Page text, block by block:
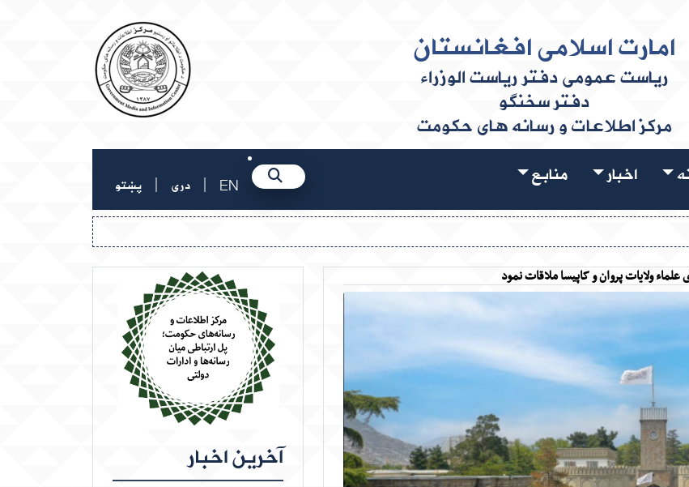
امارت اسلامی افغانستان
ریاست عمومی دفتر ریاست الوزراء
دفتر سخنگو
مرکز اطلاعات و رسانه های حکومت
اخبار منابع EN
| دری | پښتو
ولایات پروان و کاپیسا ملاقات نمود
آخرین اخبار